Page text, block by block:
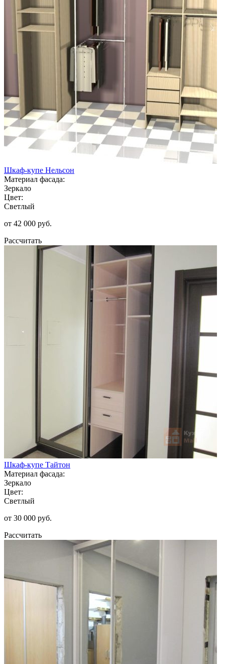
Шкаф-купе Нельсон
Материал фасада:
Зеркало
Цвет:
Светлый
от 42 000 руб.
Рассчитать
Шкаф-купе Тайтон
Материал фасада:
Зеркало
Цвет:
Светлый
от 30 000 руб.
Рассчитать